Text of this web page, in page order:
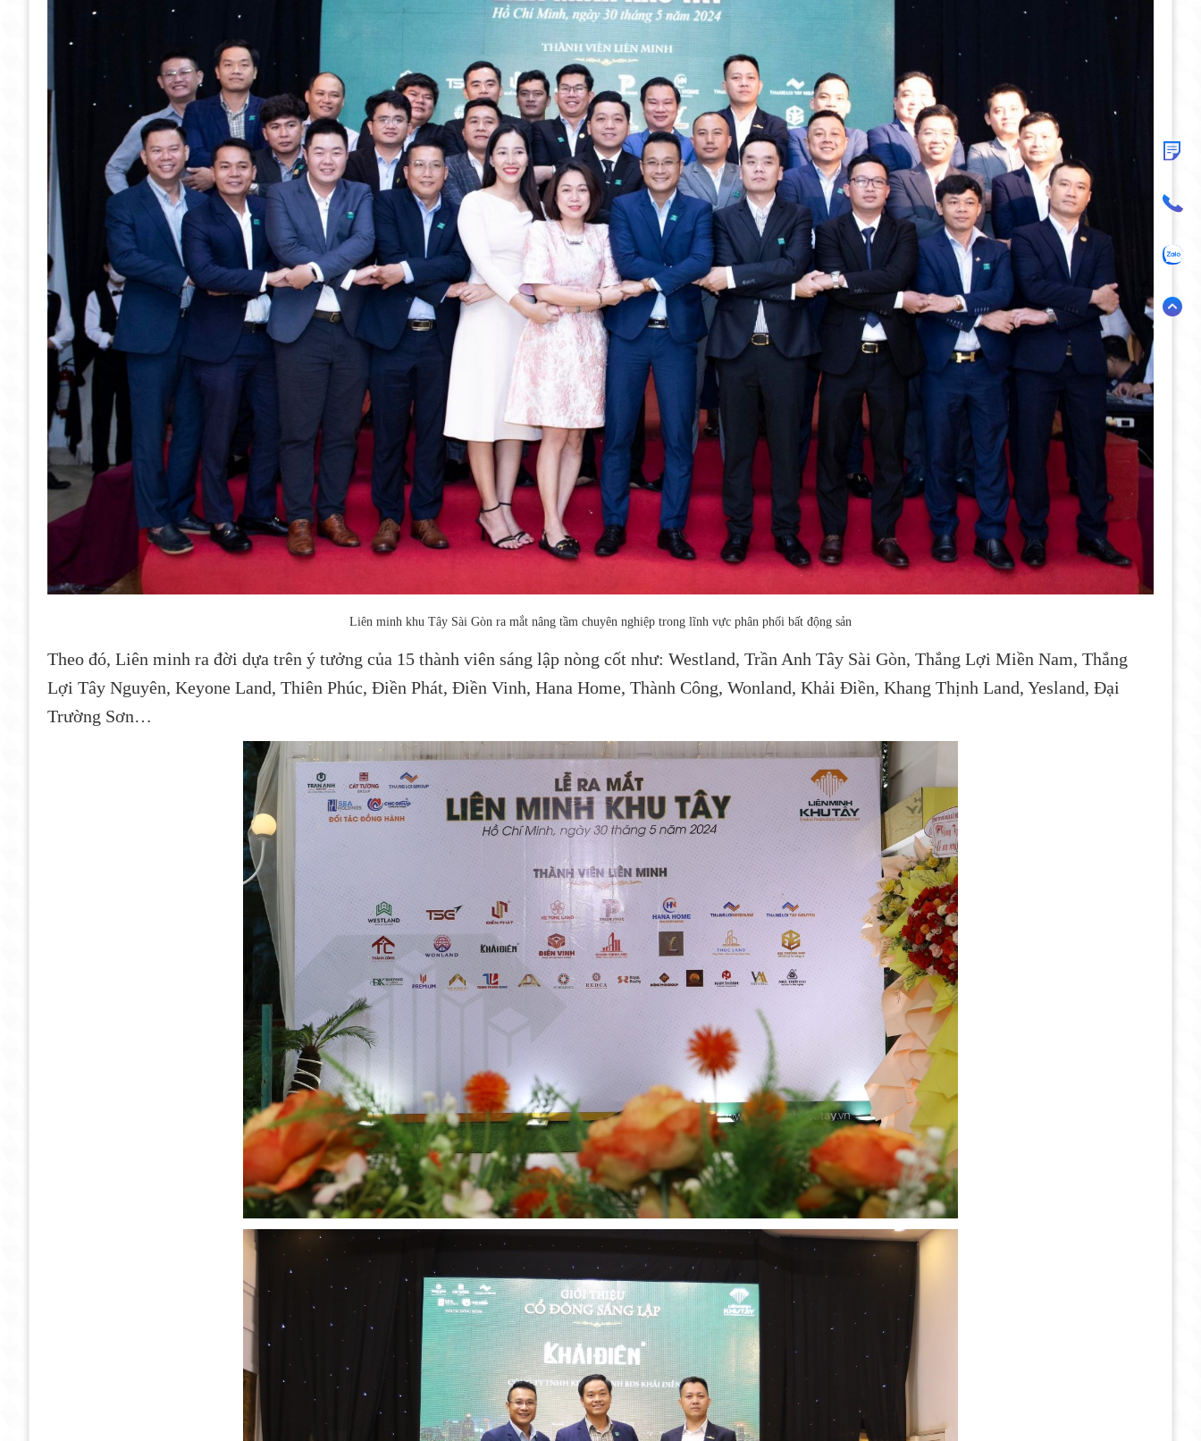
Liên minh khu Tây Sài Gòn ra mắt nâng tầm chuyên nghiệp trong lĩnh vực phân phối bất động sản
Theo đó, Liên minh ra đời dựa trên ý tưởng của 15 thành viên sáng lập nòng cốt như: Westland, Trần Anh Tây Sài Gòn, Thắng Lợi Miền Nam, Thắng
Lợi Tây Nguyên, Keyone Land, Thiên Phúc, Điền Phát, Điền Vinh, Hana Home, Thành Công, Wonland, Khải Điền, Khang Thịnh Land, Yesland, Đại
Trường Sơn…